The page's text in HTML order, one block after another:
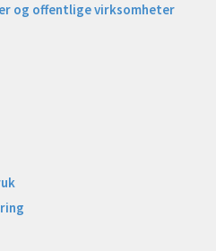
og offentlige virksomheter